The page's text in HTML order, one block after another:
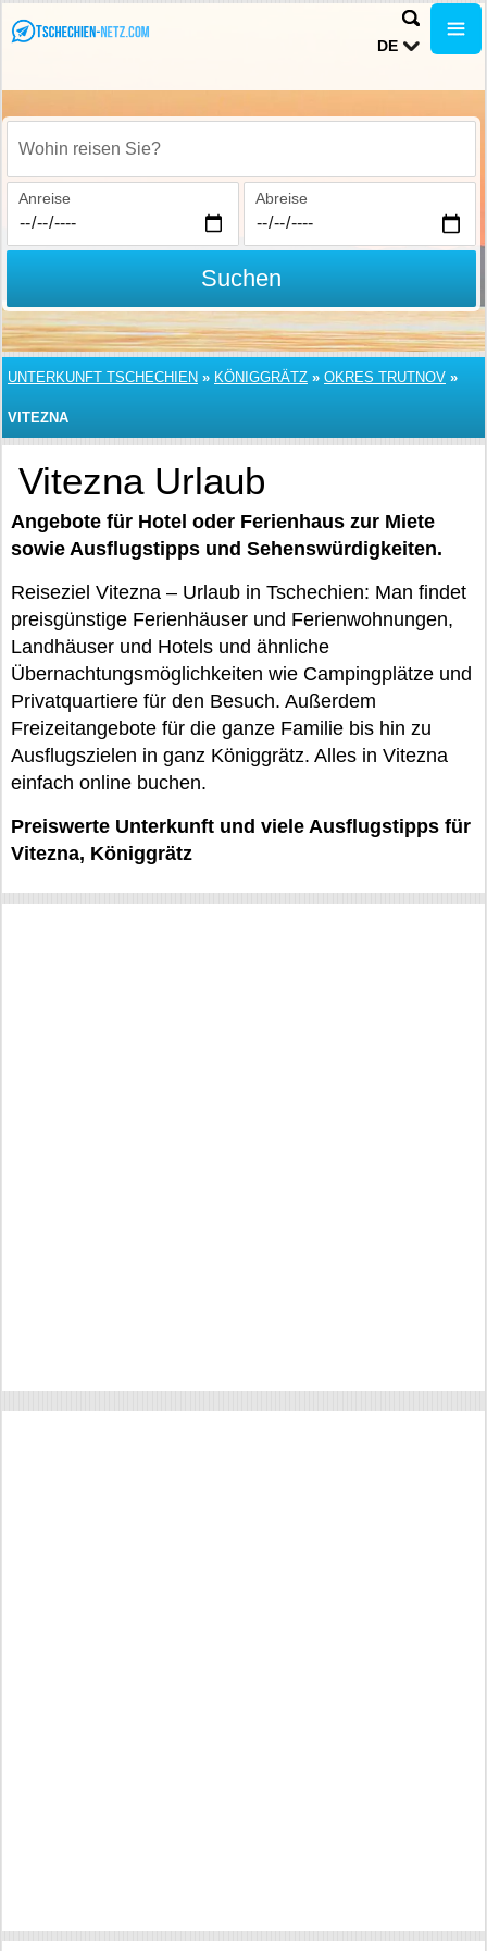
DE
Wohin reisen Sie?
Anreise Abreise
Suchen
UNTERKUNFT TSCHECHIEN » KÖNIGGRÄTZ » OKRES TRUTNOV »
VITEZNA
Vitezna Urlaub
Angebote für Hotel oder Ferienhaus zur Miete
sowie Ausflugstipps und Sehenswürdigkeiten.
Reiseziel Vitezna – Urlaub in Tschechien: Man findet
preisgünstige Ferienhäuser und Ferienwohnungen,
Landhäuser und Hotels und ähnliche
Übernachtungsmöglichkeiten wie Campingplätze und
Privatquartiere für den Besuch. Außerdem
Freizeitangebote für die ganze Familie bis hin zu
Ausflugszielen in ganz Königgrätz. Alles in Vitezna
einfach online buchen.
Preiswerte Unterkunft und viele Ausflugstipps für
Vitezna, Königgrätz